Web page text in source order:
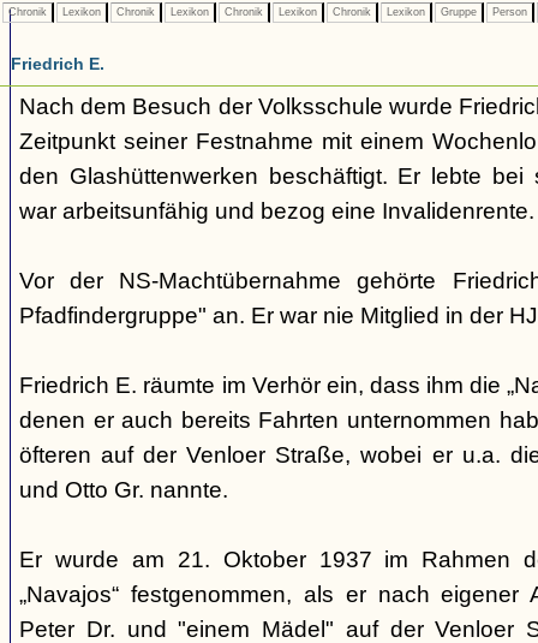
Chronik Lexikon Chronik Lexikon Chronik Lexikon Chronik Lexikon Gruppe Person
Friedrich E.
Nach dem Besuch der Volksschule wurde
Zeitpunkt seiner Festnahme mit einem
den Glashüttenwerken beschäftigt. Er lebte bei
war arbeitsunfähig und bezog eine Invalidenrente.
Vor der NS-Machtübernahme gehörte
Pfadfindergruppe" an. Er war nie Mitglied in der
Friedrich E. räumte im Verhör ein, dass ihm die
denen er auch bereits Fahrten unternommen
öfteren auf der Venloer Straße, wobei er u.a.
und Otto Gr. nannte.
Er wurde am 21. Oktober 1937 im Rahmen
„Navajos“ festgenommen, als er nach eigener
Peter Dr. und "einem Mädel" auf der Venloer